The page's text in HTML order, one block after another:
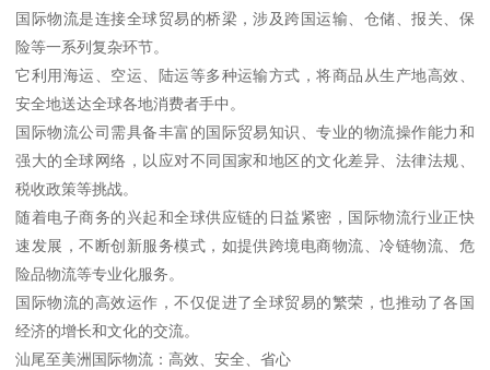
国际物流是连接全球贸易的桥梁，涉及跨国运输、仓储、报关、保
险等一系列复杂环节。
它利用海运、空运、陆运等多种运输方式，将商品从生产地高效、
安全地送达全球各地消费者手中。
国际物流公司需具备丰富的国际贸易知识、专业的物流操作能力和
强大的全球网络，以应对不同国家和地区的文化差异、法律法规、
税收政策等挑战。
随着电子商务的兴起和全球供应链的日益紧密，国际物流行业正快
速发展，不断创新服务模式，如提供跨境电商物流、冷链物流、危
险品物流等专业化服务。
国际物流的高效运作，不仅促进了全球贸易的繁荣，也推动了各国
经济的增长和文化的交流。
汕尾至美洲国际物流：高效、安全、省心